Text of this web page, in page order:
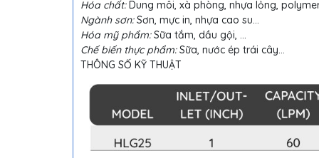
Hóa chất:Dung môi, xà phòng, nhựa lỏng,
Ngành sơn:Sơn, mực in, nhựa cao su…
Hóa mỹ phẩm:Sữa tắm, dầu gội, …
Chế biến thực phẩm:Sữa, nước ép trái cây…
THÔNG SỐ KỸ THUẬT